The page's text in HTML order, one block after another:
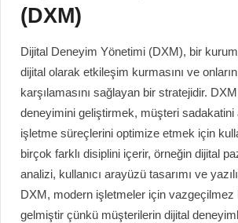
(DXM)
Dijital Deneyim Yönetimi (DXM), bir
dijital olarak etkileşim kurmasını ve onların
karşılamasını sağlayan bir stratejidir.
deneyimini geliştirmek, müşteri sadakatini
işletme süreçlerini optimize etmek için
birçok farklı disiplini içerir, örneğin dijital
analizi, kullanıcı arayüzü tasarımı ve
DXM, modern işletmeler için vazgeçilmez
gelmiştir çünkü müşterilerin dijital